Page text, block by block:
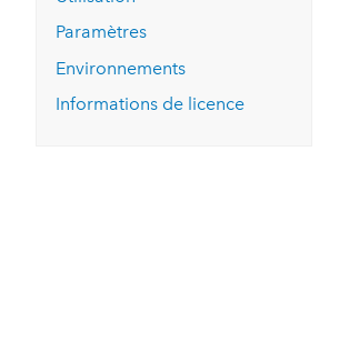
essai gratuit.
Explorer ce cours
Lire le récitParamètres
Environnements
Informations de licence